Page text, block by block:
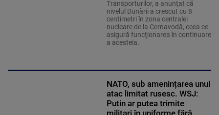
Transporturilor, a anunţat că
nivelul Dunării a crescut cu 8
centimetri în zona centralei
nucleare de la Cernavodă, ceea ce
asigură funcţionarea în continuare
a acesteia.
NATO, sub amenințarea unui
atac limitat rusesc. WSJ:
Putin ar putea trimite